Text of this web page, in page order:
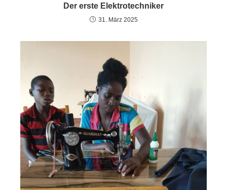
Der erste Elektrotechniker
31. März 2025